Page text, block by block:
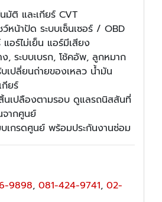
มัติ และเกียร์ CVT
หน้าปัด ระบบเซ็นเซอร์ / OBD
อร์ไม่เย็น แอร์มีเสียง
, ระบบเบรก, โช้คอัพ, ลูกหมาก
บเปลี่ยนถ่ายของเหลว น้ำมัน
กียร์
นเปลืองตามรอบ ดูแลรถนิสสันที่
จากศูนย์
บเกรดศูนย์ พร้อมประกันงานซ่อม
9898, 081-424-9741, 02-